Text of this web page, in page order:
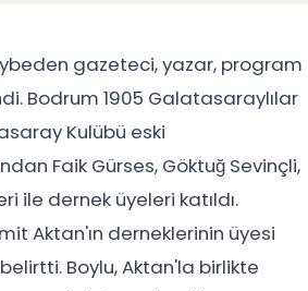
gazeteci, yazar, program
Bodrum 1905 Galatasaraylılar
Kulübü eski
Faik Gürses, Göktuğ Sevinçli,
ile dernek üyeleri katıldı.
Aktan'ın derneklerinin üyesi
Boylu, Aktan'la birlikte